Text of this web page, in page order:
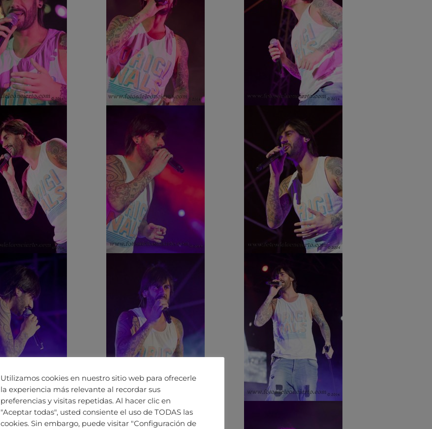
Utilizamos cookies en nuestro sitio web para ofrecerle
la experiencia más relevante al recordar sus
preferencias y visitas repetidas. Al hacer clic en
"Aceptar todas", usted consiente el uso de TODAS las
cookies. Sin embargo, puede visitar "Configuración de